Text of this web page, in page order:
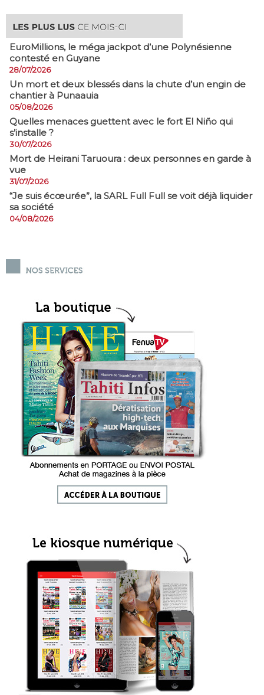
EuroMillions, ​le méga jackpot d’une Polynésienne
contesté en Guyane
28/07/2026
​Un mort et deux blessés dans la chute d’un engin de
chantier à Punaauia
05/08/2026
Quelles menaces guettent avec le fort El Niño qui
s’installe ?
30/07/2026
Mort de Heirani Taruoura : deux personnes en garde à
vue
31/07/2026
​“Je suis écœurée”, la SARL Full Full se voit déjà liquider
sa société
04/08/2026